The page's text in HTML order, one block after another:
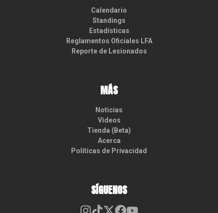
Calendario
Standings
Estadísticas
Reglamentos Oficiales LFA
Reporte de Lesionados
MÁS
Noticias
Videos
Tienda (Beta)
Acerca
Políticas de Privacidad
SÍGUENOS